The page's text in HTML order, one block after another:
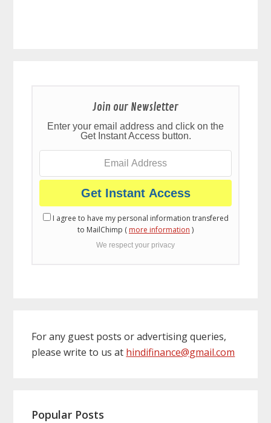
Join our Newsletter
Enter your email address and click on the
Get Instant Access button.
I agree to have my personal information transfered
to MailChimp ( more information )
We respect your privacy
For any guest posts or advertising queries,
please write to us at hindifinance@gmail.com
Popular Posts